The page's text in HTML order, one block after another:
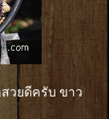
สวยดีครับ ขาว